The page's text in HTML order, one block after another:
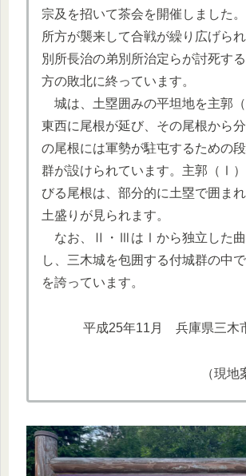
宗及を招いて茶会を開催しました
所方が襲来して合戦が繰り広げられ
別所長治の弟別所治定らが討死す
方の敗北に終っています。
城は、土塁囲みの平坦地を主郭
東西に尾根が延び、その尾根から
の尾根には軍勢が駐屯するための
群が設けられています。主郭（Ⅰ
びる尾根は、部分的に土塁で囲ま
土盛りが見られます。
なお、Ⅱ・ⅢはⅠから独立した曲
し、三木城を包囲する付城群の中
を誇っています。
平成25年11月 兵庫県三木
（現地